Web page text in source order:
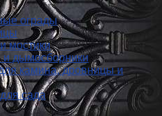
ограды
мостики
дымосборники
камина, дровницы и
сада